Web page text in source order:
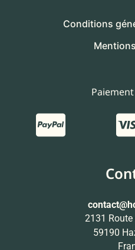
Conditions
contact
2131
59190